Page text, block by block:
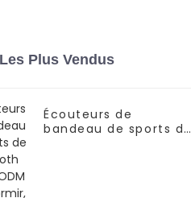
Plus Vendus
Écouteurs de
bandeau de sports de